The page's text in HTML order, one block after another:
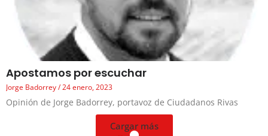
Apostamos por escuchar
Jorge Badorrey 24 enero, 2023
Opinión de Jorge Badorrey, portavoz de Ciudadanos Rivas
Cargar más